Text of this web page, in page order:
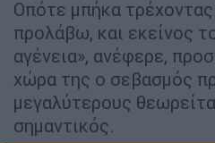
Οπότε μπήκα τρέχοντας
προλάβω, και εκείνος
αγένεια», ανέφερε,
χώρα της ο σεβασμός
μεγαλύτερους
σημαντικός.